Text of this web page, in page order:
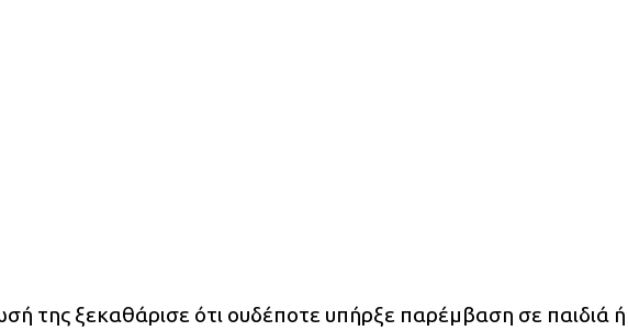
της ξεκαθάρισε ότι ουδέποτε υπήρξε παρέμβαση σε παιδιά ή